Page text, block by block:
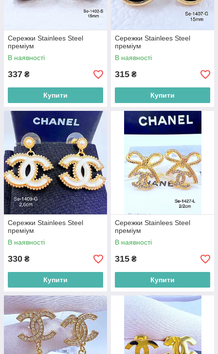
Сережки Stainlees Steel
преміум
В наявності
337 ₴
Купити
Сережки Stainlees Steel
преміум
В наявності
315 ₴
Купити
Сережки Stainlees Steel
преміум
В наявності
330 ₴
Купити
Сережки Stainlees Steel
преміум
В наявності
315 ₴
Купити